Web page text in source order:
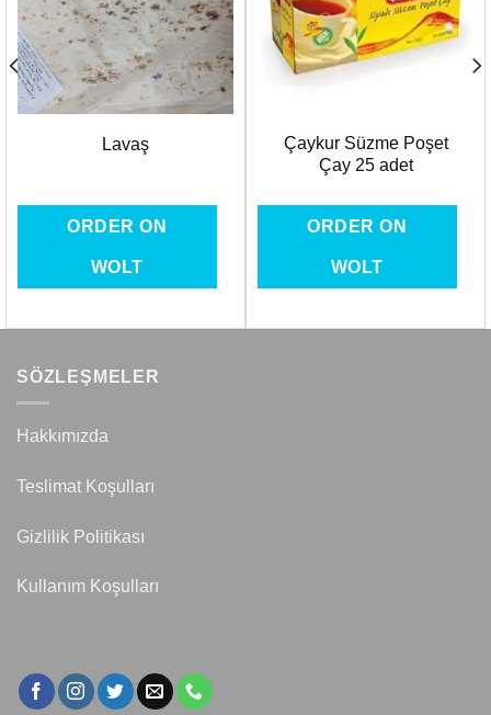
Lavaş
ORDER ON
WOLT
Çaykur Süzme Poşet
Çay 25 adet
ORDER ON
WOLT
SÖZLEŞMELER
Hakkımızda
Teslimat Koşulları
Gizlilik Politikası
Kullanım Koşulları